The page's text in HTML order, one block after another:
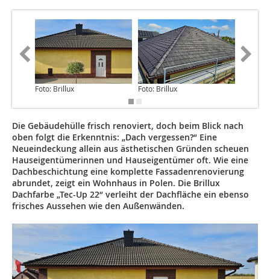
Foto: Brillux Foto: Brillux
Die Gebäudehülle frisch renoviert, doch beim Blick nach
oben folgt die Erkenntnis: „Dach vergessen?“ Eine
Neueindeckung allein aus ästhetischen Gründen scheuen
Hauseigentümerinnen und Hauseigentümer oft. Wie eine
Dachbeschichtung eine komplette Fassadenrenovierung
abrundet, zeigt ein Wohnhaus in Polen. Die Brillux
Dachfarbe „Tec-Up 22“ verleiht der Dachfläche ein ebenso
frisches Aussehen wie den Außenwänden.